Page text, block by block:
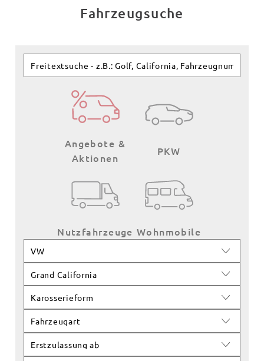
Fahrzeugsuche
Angebote &
Aktionen
PKW
Nutzfahrzeuge Wohnmobile